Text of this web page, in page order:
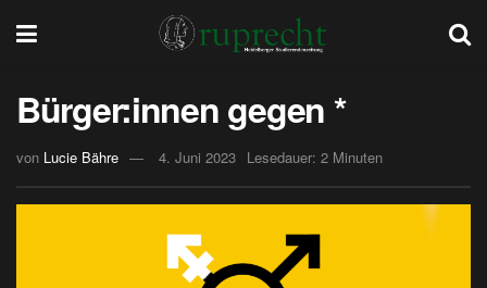
Bürger:innen gegen *
von Lucie Bähre 4. Juni 2023 Lesedauer: 2 Minuten